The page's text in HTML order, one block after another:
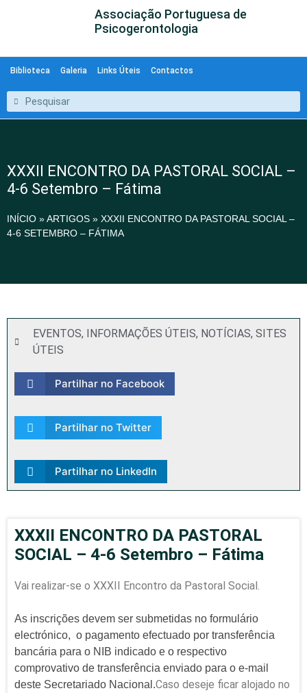
Associação Portuguesa de
Psicogerontologia
Biblioteca Galeria Links Úteis Contactos
XXXII ENCONTRO DA PASTORAL SOCIAL –
4-6 Setembro – Fátima
INÍCIO »ARTIGOS » XXXII ENCONTRO DA PASTORAL SOCIAL –
4-6 SETEMBRO – FÁTIMA
EVENTOS, INFORMAÇÕES ÚTEIS, NOTÍCIAS, SITES
ÚTEIS
Partilhar no Facebook
Partilhar no Twitter
Partilhar no LinkedIn
XXXII ENCONTRO DA PASTORAL
SOCIAL – 4-6 Setembro – Fátima
Vai realizar-se o XXXII Encontro da Pastoral Social.
As inscrições devem ser submetidas no formulário
electrónico, o pagamento efectuado por transferência
bancária para o NIB indicado e o respectivo
comprovativo de transferência enviado para o e-mail
deste Secretariado Nacional.Caso deseje ficar alojado no